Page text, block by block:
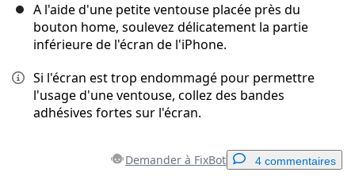
A l'aide d'une petite ventouse placée près du
bouton home, soulevez délicatement la partie
inférieure de l'écran de l'iPhone.
Si l'écran est trop endommagé pour permettre
l'usage d'une ventouse, collez des bandes
adhésives fortes sur l'écran.
Demander à FixBot 4 commentaires